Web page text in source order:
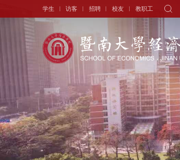
学生 访客 招聘 校友 教职工
院长寄语
学院简介
历史沿革
现任领导
历任领导
组织机构
新闻中心
头条新闻
学术动态
学生天地
通知公告
学者视角
人物专访
师资
师资力
专职教
讲座教